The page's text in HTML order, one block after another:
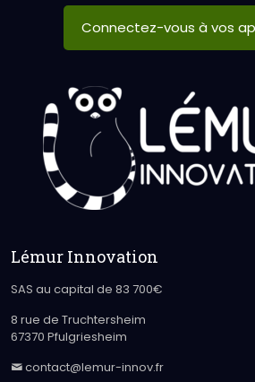
Connectez-vous à vos
Lémur Innovation
SAS au capital de 83 700€
8 rue de Truchtersheim
67370 Pfulgriesheim
contact@lemur-innov.fr